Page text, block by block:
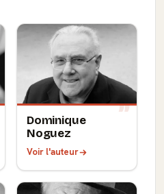
Dominique
Noguez
Voir l'auteur